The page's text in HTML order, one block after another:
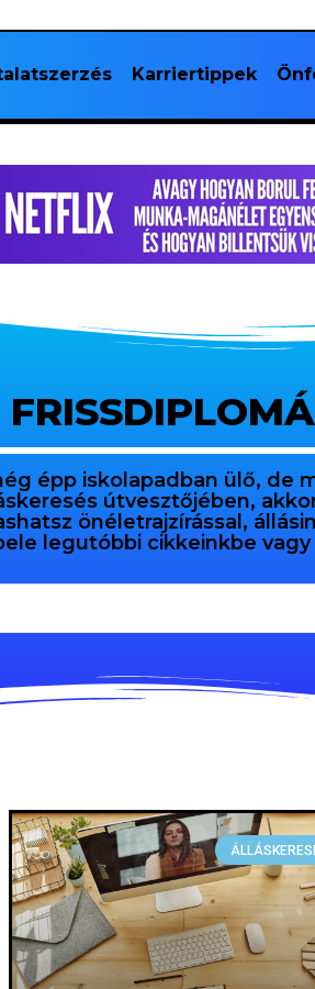
Karriertippek
épp iskolapadban ülő, de
útvesztőjében,
önéletrajzírással,
legutóbbi cikkeinkbe